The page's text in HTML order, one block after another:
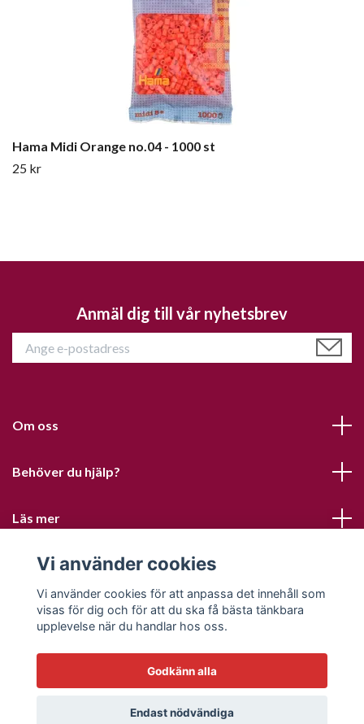
Hama Midi Orange no.04 - 1000 st
25 kr
Anmäl dig till vår nyhetsbrev
Om oss
Behöver du hjälp?
Läs mer
Sociala medier
© 2026 Sofias PysselParadis
Vi använder cookies
Vi använder cookies för att anpassa det innehåll som
visas för dig och för att du ska få bästa tänkbara
upplevelse när du handlar hos oss.
Godkänn alla
Endast nödvändiga